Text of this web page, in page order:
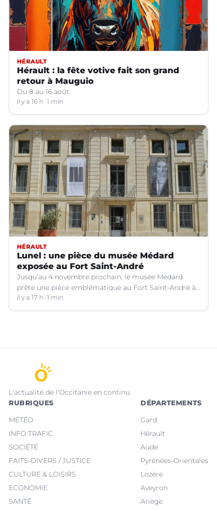
HÉRAULT
Hérault : la fête votive fait son grand
retour à Mauguio
Du 8 au 16 août.
il y a 16 h 1 min
HÉRAULT
Lunel : une pièce du musée Médard
exposée au Fort Saint-André
Jusqu'au 4 novembre prochain, le musée Médard
prête une pièce emblématique au Fort Saint-André à
Villeneuve-lez-Avignon (Gard).
il y a 17 h 1 min
L'actualité de l'Occitanie en continu
RUBRIQUES
MÉTÉO
INFO TRAFIC
SOCIÉTÉ
FAITS-DIVERS / JUSTICE
CULTURE & LOISIRS
ECONOMIE
SANTÉ
DÉPARTEMENTS
Gard
Hérault
Aude
Pyrénées-Orientales
Lozère
Aveyron
Ariège